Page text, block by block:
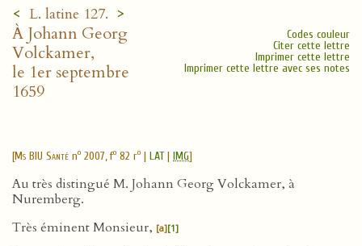
< L. latine 127. >
À Johann Georg
Volckamer,
le 1er septembre
1659
Codes couleur
Citer cette lettre
Imprimer cette lettre
Imprimer cette lettre avec ses notes
[Ms BIU Santé no 2007, fo 82 ro | LAT| IMG]
Au très distingué M. Johann Georg Volckamer, à
Nuremberg.
Très éminent Monsieur, [a][1]